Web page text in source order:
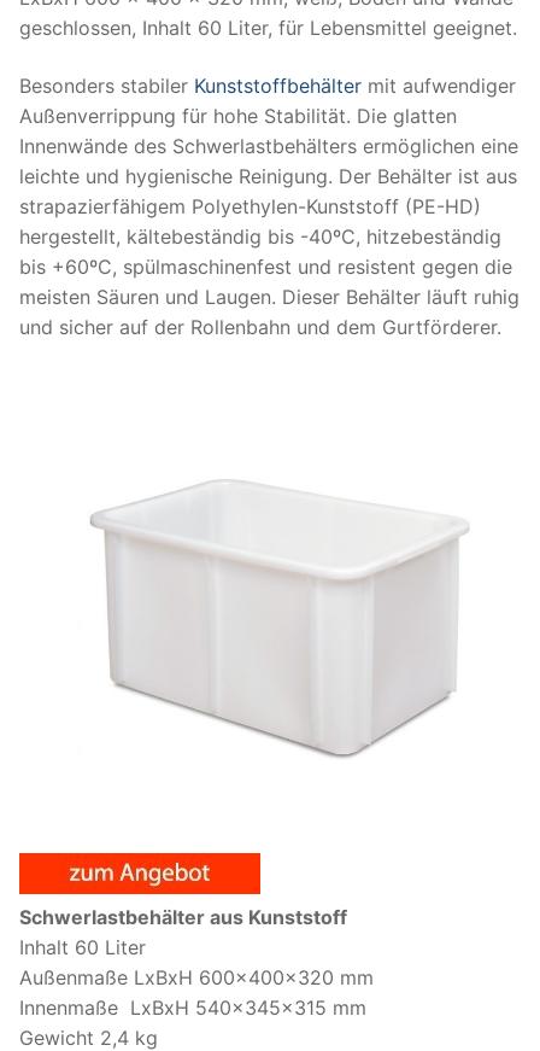
geschlossen, Inhalt 60 Liter, für Lebensmittel geeignet.
Besonders stabiler Kunststoffbehälter mit aufwendiger
Außenverrippung für hohe Stabilität. Die glatten
Innenwände des Schwerlastbehälters ermöglichen eine
leichte und hygienische Reinigung. Der Behälter ist aus
strapazierfähigem Polyethylen-Kunststoff (PE-HD)
hergestellt, kältebeständig bis -40ºC, hitzebeständig
bis +60ºC, spülmaschinenfest und resistent gegen die
meisten Säuren und Laugen. Dieser Behälter läuft ruhig
und sicher auf der Rollenbahn und dem Gurtförderer.
Schwerlastbehälter aus Kunststoff
Inhalt 60 Liter
Außenmaße LxBxH 600x400x320 mm
Innenmaße LxBxH 540x345x315 mm
Gewicht 2,4 kg